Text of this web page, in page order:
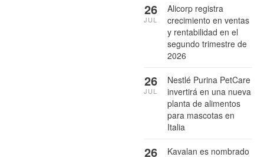
Alicorp registra
crecimiento en ventas
y rentabilidad en el
segundo trimestre de
2026
26
JUL
Nestlé Purina PetCare
invertirá en una nueva
planta de alimentos
para mascotas en
Italia
26
JUL
Kavalan es nombrado
26